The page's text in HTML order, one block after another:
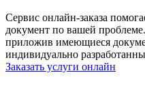
Сервис онлайн-заказа
документ по вашей
приложив имеющиеся
индивидуально
Заказать услуги онлайн